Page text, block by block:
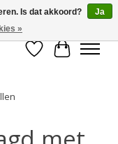
Verlanglijst
Is dat akkoord?
Ja
»